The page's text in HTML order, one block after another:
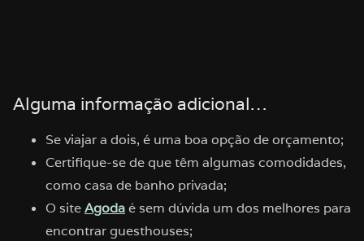
Alguma informação adicional…
Se viajar a dois, é uma boa opção de orçamento;
Certifique-se de que têm algumas comodidades,
como casa de banho privada;
O siteAgodaé sem dúvida um dos melhores para
encontrar guesthouses;